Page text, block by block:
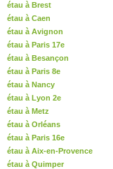
étau à Brest
étau à Caen
étau à Avignon
étau à Paris 17e
étau à Besançon
étau à Paris 8e
étau à Nancy
étau à Lyon 2e
étau à Metz
étau à Orléans
étau à Paris 16e
étau à Aix-en-Provence
étau à Quimper